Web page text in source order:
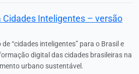
Cidades Inteligentes – versão
“cidades inteligentes” para o Brasil e
digital das cidades brasileiras na
urbano sustentável.